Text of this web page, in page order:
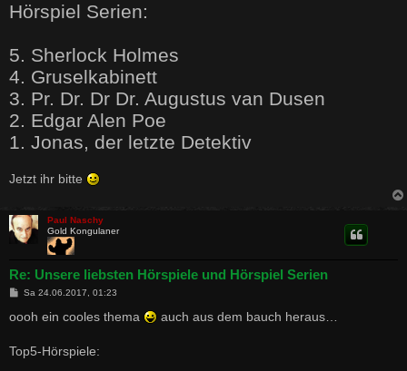
Hörspiel Serien:
5. Sherlock Holmes
4. Gruselkabinett
3. Pr. Dr. Dr Dr. Augustus van Dusen
2. Edgar Alen Poe
1. Jonas, der letzte Detektiv
Jetzt ihr bitte
Paul Naschy
Gold Kongulaner
Re: Unsere liebsten Hörspiele und Hörspiel Serien
B
i
t
g
Sa 24.06.2017, 01:23
oooh ein cooles thema auch aus dem bauch heraus…
Top5-Hörspiele: